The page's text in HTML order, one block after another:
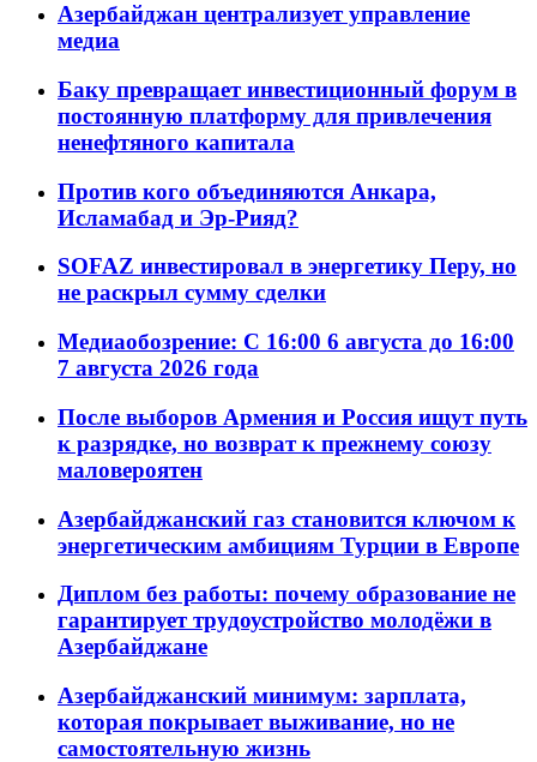
Азербайджан централизует управление
медиа
Баку превращает инвестиционный форум в
постоянную платформу для привлечения
ненефтяного капитала
Против кого объединяются Анкара,
Исламабад и Эр-Рияд?
SOFAZ инвестировал в энергетику Перу, но
не раскрыл сумму сделки
Медиаобозрение: С 16:00 6 августа до 16:00
7 августа 2026 года
После выборов Армения и Россия ищут путь
к разрядке, но возврат к прежнему союзу
маловероятен
Азербайджанский газ становится ключом к
энергетическим амбициям Турции в Европе
Диплом без работы: почему образование не
гарантирует трудоустройство молодёжи в
Азербайджане
Азербайджанский минимум: зарплата,
которая покрывает выживание, но не
самостоятельную жизнь